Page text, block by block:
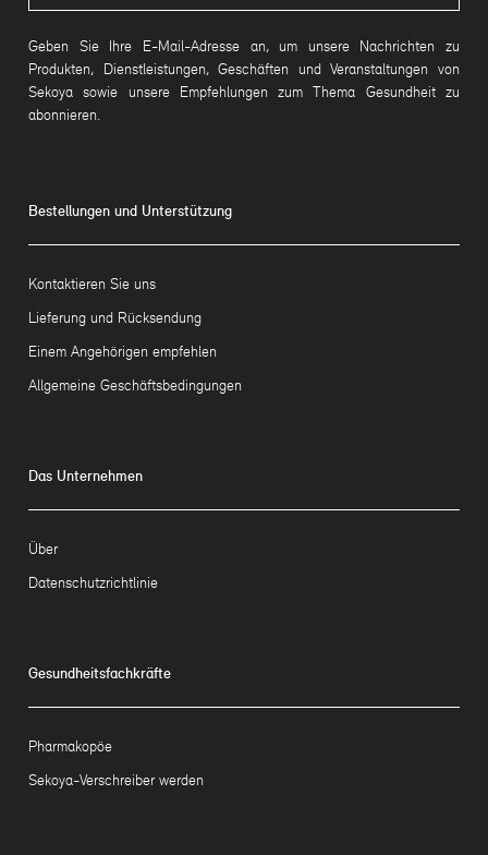
Geben Sie Ihre E-Mail-Adresse an, um unsere Nachrichten zu
Produkten, Dienstleistungen, Geschäften und Veranstaltungen von
Sekoya sowie unsere Empfehlungen zum Thema Gesundheit zu
abonnieren.
Bestellungen und Unterstützung
Kontaktieren Sie uns
Lieferung und Rücksendung
Einem Angehörigen empfehlen
Allgemeine Geschäftsbedingungen
Das Unternehmen
Über
Datenschutzrichtlinie
Gesundheitsfachkräfte
Pharmakopöe
Sekoya-Verschreiber werden